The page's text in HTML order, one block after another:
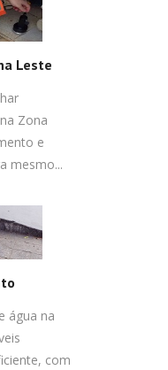
Leste
Zona
e
mesmo...
água na
com